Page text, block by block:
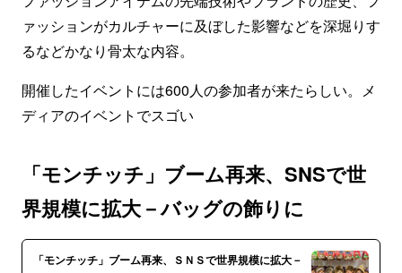
ァッションがカルチャーに及ぼした影響などを深堀りす
るなどかなり骨太な内容。
開催したイベントには600人の参加者が来たらしい。メ
ディアのイベントでスゴい
「モンチッチ」ブーム再来、SNSで世
界規模に拡大－バッグの飾りに
「モンチッチ」ブーム再来、ＳＮＳで世界規模に拡大－